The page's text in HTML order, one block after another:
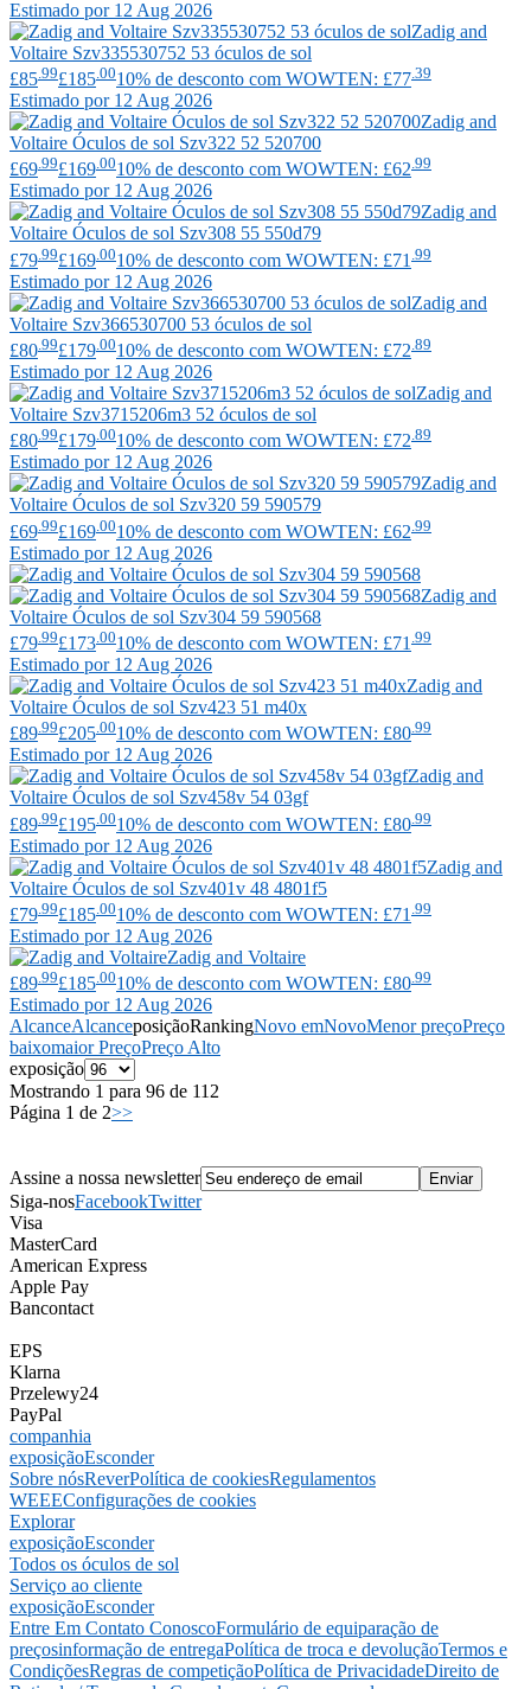
Estimado por 12 Aug 2026
Zadig and
Voltaire Szv335530752 53 óculos de sol
£85 .99£185 .0010% de desconto com WOWTEN: £77 .39
Estimado por 12 Aug 2026
Zadig and
Voltaire Óculos de sol Szv322 52 520700
£69.99£169.0010% de desconto com WOWTEN: £62.99
Estimado por 12 Aug 2026
Zadig and
Voltaire Óculos de sol Szv308 55 550d79
£79 .99£169 .0010% de desconto com WOWTEN: £71 .99
Estimado por 12 Aug 2026
Zadig and
Voltaire Szv366530700 53 óculos de sol
£80 .99£179 .0010% de desconto com WOWTEN: £72 .89
Estimado por 12 Aug 2026
Zadig and
Voltaire Szv3715206m3 52 óculos de sol
£80.99£179.0010% de desconto com WOWTEN: £72.89
Estimado por 12 Aug 2026
Zadig and
Voltaire Óculos de sol Szv320 59 590579
£69 .99£169 .0010% de desconto com WOWTEN: £62 .99
Estimado por 12 Aug 2026
Zadig and
Voltaire Óculos de sol Szv304 59 590568
£79 .99£173 .0010% de desconto com WOWTEN: £71 .99
Estimado por 12 Aug 2026
Zadig and
Voltaire Óculos de sol Szv423 51 m40x
£89.99£205.0010% de desconto com WOWTEN: £80.99
Estimado por 12 Aug 2026
Zadig and
Voltaire Óculos de sol Szv458v 54 03gf
£89 .99£195 .0010% de desconto com WOWTEN: £80 .99
Estimado por 12 Aug 2026
Zadig and
Voltaire Óculos de sol Szv401v 48 4801f5
£79 .99£185 .0010% de desconto com WOWTEN: £71 .99
Estimado por 12 Aug 2026
Zadig and Voltaire
£89.99£185.0010% de desconto com WOWTEN: £80.99
Estimado por 12 Aug 2026
AlcanceAlcanceposiçãoRankingNovo emNovoMenor preçoPreço
baixomaior PreçoPreço Alto
exposição
Mostrando 1 para 96 de 112
Página 1 de 2>>
Assine a nossa newsletter
Siga-nosFacebookTwitter
Visa
MasterCard
American Express
Apple Pay
Bancontact
EPS
Klarna
Przelewy24
PayPal
companhia
exposiçãoEsconder
Sobre nósReverPolítica de cookiesRegulamentos
WEEEConfigurações de cookies
Explorar
exposiçãoEsconder
Todos os óculos de sol
Serviço ao cliente
exposiçãoEsconder
Entre Em Contato ConoscoFormulário de equiparação de
preçosinformação de entregaPolítica de troca e devoluçãoTermos e
CondiçõesRegras de competiçãoPolítica de PrivacidadeDireito de